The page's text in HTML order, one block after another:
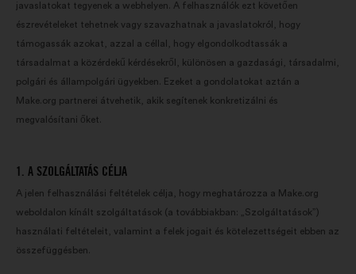
javaslatokat tegyenek a webhelyen. A felhasználók ezt követően
észrevételeket tehetnek vagy szavazhatnak a javaslatokról, hogy
támogassák azokat, azzal a céllal, hogy elgondolkodtassák a
társadalmat a közérdekű kérdésekről, különösen a gazdasági, társadalmi,
polgári és állampolgári ügyekben. Ezeket a gondolatokat aztán a
Make.org partnerei átvehetik, akik segítenek konkretizálni és
megvalósítani őket.
1. A SZOLGÁLTATÁS CÉLJA
A jelen felhasználási feltételek célja, hogy meghatározza a Make.org
weboldalon kínált szolgáltatások (a továbbiakban: „Szolgáltatások”)
használati feltételeit, valamint a felek jogait és kötelezettségeit ebben az
összefüggésben.